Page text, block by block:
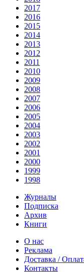
2017
2016
2015
2014
2013
2012
2011
2010
2009
2008
2007
2006
2005
2004
2003
2002
2001
2000
1999
1998
Журналы
Подписка
Архив
Книги
О нас
Реклама
Доставка /
Контакты